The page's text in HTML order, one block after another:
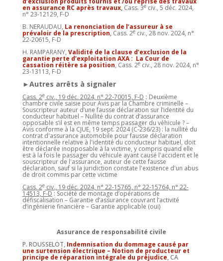
en assurance RC après travaux, Cass. 3eciv., 5 déc. 2024,
n° 23-12129, F-D
B. NERAUDAU, La renonciation de l’assureur à se
prévaloir de la prescription,Cass. 2eciv., 28 nov. 2024, n°
22-20615, F-D
H. RAMPARANY, Validité de la clause d’exclusion de la
garantie perte d’exploitation AXA : La Cour de
cassation réitère sa position, Cass. 2eciv., 28 nov. 2024, n°
23-13113, F-D
►Autres arrêts à signaler
Cass. 2eciv., 19 déc. 2024, n° 22-70015, F-D : Deuxième
chambre civile saisie pour Avis par la Chambre criminelle –
Souscripteur auteur d’une fausse déclaration sur l’identité du
conducteur habituel – Nullité du contrat d’assurance
opposable s’il est en même temps passager du véhicule ? –
Avis conforme à la CJUE, 19 sept. 2024 (C-236/23) : la nullité du
contrat d'assurance automobile pour fausse déclaration
intentionnelle relative à l'identité du conducteur habituel, doit
être déclarée inopposable à la victime, y compris quand elle
est à la fois le passager du véhicule ayant causé l'accident et le
souscripteur de l'assurance, auteur de cette fausse
déclaration, sauf si la juridiction constate l'existence d'un abus
de droit commis par cette victime
Cass. 2eciv., 19 déc. 2024, n° 22-15765, n° 22-15764, n° 22-
14513, F-D : Société de montage d’opérations de
défiscalisation – Garantie d’assurance couvrant l’activité
d’ingénierie financière – Garantie applicable (oui)
Assurance de responsabilité civile
P. ROUSSELOT, Indemnisation du dommage causé par
une surtension électrique – Notion de producteur et
principe de réparation intégrale du préjudice, CA